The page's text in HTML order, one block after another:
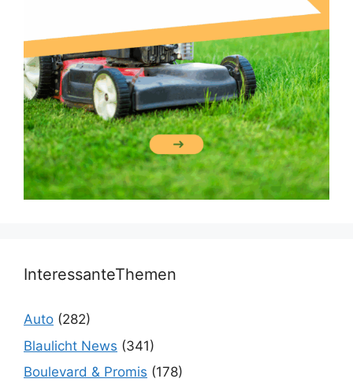
InteressanteThemen
Auto (282)
Blaulicht News (341)
Boulevard & Promis (178)